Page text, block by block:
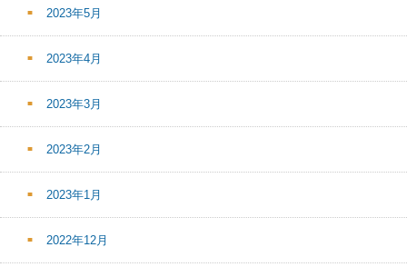
2023年5月
2023年4月
2023年3月
2023年2月
2023年1月
2022年12月